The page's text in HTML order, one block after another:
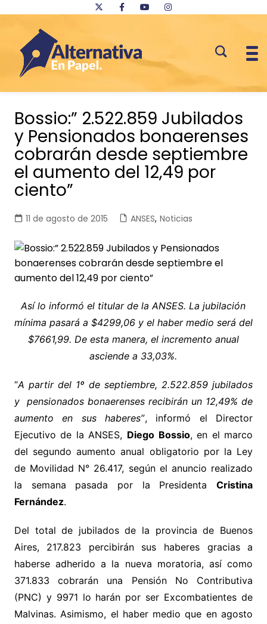
contenido
Bossio:” 2.522.859 Jubilados
y Pensionados bonaerenses
cobrarán desde septiembre
el aumento del 12,49 por
ciento”
11 de agosto de 2015 ANSES, Noticias
Así lo informó el titular de la ANSES. La jubilación
mínima pasará a $4299,06 y el haber medio será del
$7661,99. De esta manera, el incremento anual
asciende a 33,03%.
“A partir del 1º de septiembre, 2.522.859 jubilados
y pensionados bonaerenses recibirán un 12,49% de
aumento en sus haberes”, informó el Director
Ejecutivo de la ANSES, Diego Bossio, en el marco
del segundo aumento anual obligatorio por la Ley
de Movilidad N° 26.417, según el anuncio realizado
la semana pasada por la PresidentaCristina
Fernández.
Del total de jubilados de la provincia de Buenos
Aires, 217.823 percibirán sus haberes gracias a
haberse adherido a la nueva moratoria, así como
371.833 cobrarán una Pensión No Contributiva
(PNC) y 9971 lo harán por ser Excombatientes de
Malvinas. Asimismo, el haber medio que en agosto